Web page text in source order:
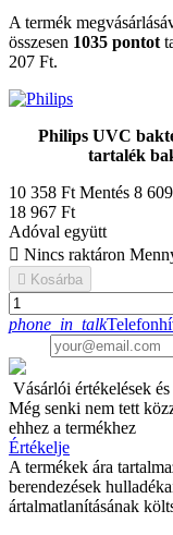
A termék
összesen 1035 pontot
207 Ft.
Philips UVC
tartalék
10 358 Ft Mentés 8
18 967 Ft
Adóval együtt
 Nincs raktáron
 Kosárba
phone_in_talk
Vásárlói értékelések
Még senki nem tett
ehhez a termékhez
Értékelje
A termékek ára
berendezések
ártalmatlanításának